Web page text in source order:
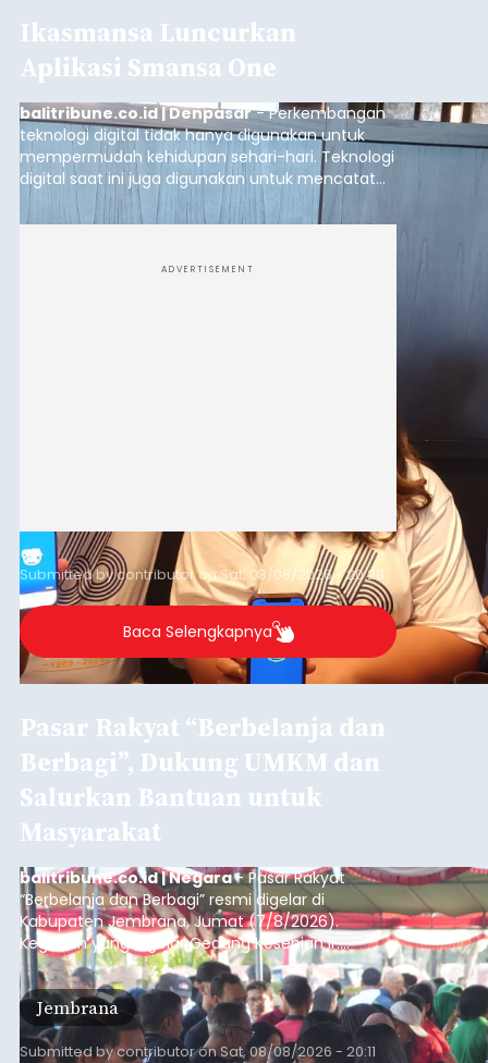
Ikasmansa Luncurkan
Aplikasi Smansa One
balitribune.co.id | Denpasar- Perkembangan
teknologi digital tidak hanya digunakan untuk
mempermudah kehidupan sehari-hari. Teknologi
digital saat ini juga digunakan untuk mencatat
dan mengelola data base alumni dari suatu
sekolah, salah satunya adalah alumni SMA 1
ADVERTISEMENT
Submitted bycontributoronSat, 08/08/2026 - 20:28
Baca Selengkapnya
Pasar Rakyat “Berbelanja dan
Berbagi”, Dukung UMKM dan
Salurkan Bantuan untuk
Masyarakat
balitribune.co.id | Negara- Pasar Rakyat
“Berbelanja dan Berbagi” resmi digelar di
Kabupaten Jembrana, Jumat (7/8/2026).
Kegiatan yang digelar Gedung Kesenian Ir.
Soekarno ini memadukan pemberdayaan
ekonomi masyarakat dengan aksi sosial tersebut
mendapat antusiasme tinggi dan mencatat nilai
transaksi mencapai Rp672.733.200.
Jembrana
Submitted bycontributoronSat, 08/08/2026 - 20:11